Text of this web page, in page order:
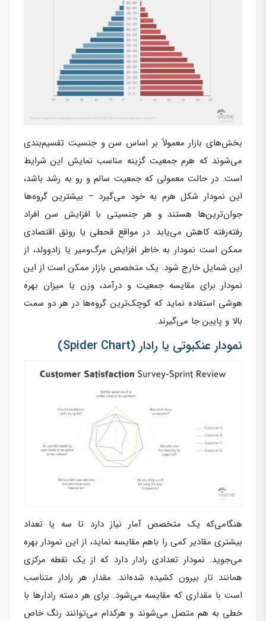
بخش‌های بازار معمولاً بر اساس سن و جنسیت تقسیم‌بندی
می‌شوند که هرم جمعیت گزینه مناسب نمایش این شرایط
است. در حالت معمولی که جمعیت سالم و رو به رشد باشد،
این نمودار شکل هرم به خود می‌گیرد – بیشترین گروه‌ها
جوان‌ترین‌ها هستند و هر جنسیتی با افزایش سن افراد
رفته‌رفته کاهش می‌یابد. در مواقع قحطی یا رونق اقتصادی
ممکن است نمودار به خاطر افزایش مرگ‌ومیر یا زادوولد، از
این شمایل خارج شود. یک متخصص بازار ممکن است از این
نمودار برای مقایسه جمعیت و درآمد، وزن یا میزان بهره
هوشی استفاده نماید که کوچک‌ترین گروه‌ها در هر دو سمت
بالا و پایین جا می‌گیرند.
نمودار عنکبوتی یا رادار (Spider Chart)
هنگامی‌که یک متخصص آمار نیاز دارد تا سه یا تعداد
بیشتری مقادیر کمی را باهم مقایسه نماید، از این نمودار بهره
می‌جوید. نمودار تعدادی رادار دارد که از یک نقطه مرکزی
همانند تار بیرون کشیده شده‌اند. مقدار هر رادار متناسب
است با مقداری که مقایسه می‌شود. برای هر دسته رادارها با
خطی به هم متصل می‌شوند و هرکدام می‌توانند رنگ خاص